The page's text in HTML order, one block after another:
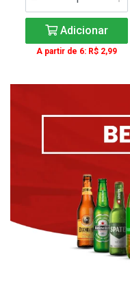
Adicionar
A partir de 6: R$ 2,99